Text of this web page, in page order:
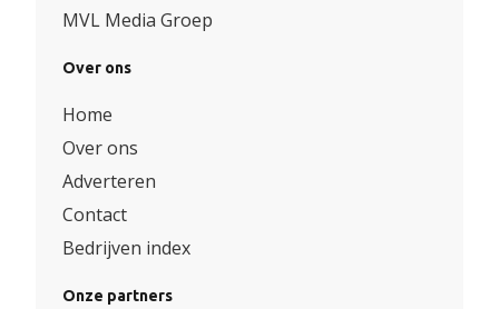
MVL Media Groep
Over ons
Home
Over ons
Adverteren
Contact
Bedrijven index
Onze partners